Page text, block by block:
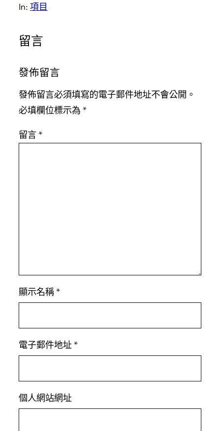
In: 項目
留言
發佈留言
發佈留言必須填寫的電子郵件地址不會公開。
必填欄位標示為 *
留言 *
顯示名稱 *
電子郵件地址 *
個人網站網址